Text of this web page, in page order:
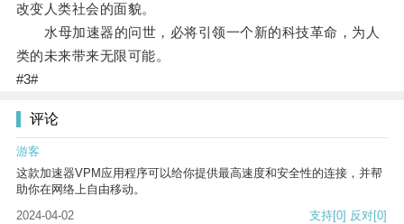
改变人类社会的面貌。
水母加速器的问世，必将引领一个新的科技革命，为人
类的未来带来无限可能。
#3#
评论
游客
这款加速器VPM应用程序可以给你提供最高速度和安全性的连接，并帮
助你在网络上自由移动。
2024-04-02
支持[0] 反对[0]